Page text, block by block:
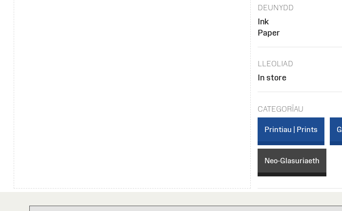
DEUNYDD
Ink
Paper
LLEOLIAD
In store
CATEGORÏAU
Printiau | Prints
Neo-Glasuriaeth